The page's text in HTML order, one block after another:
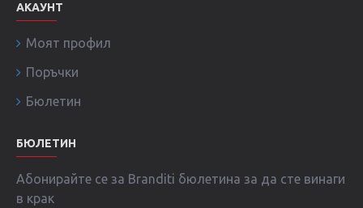
АКАУНТ
Моят профил
Поръчки
Бюлетин
БЮЛЕТИН
Абонирайте се за Branditi бюлетина за да сте винаги
в крак